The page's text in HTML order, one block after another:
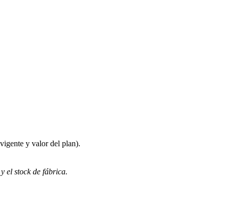
y valor del plan).
el stock de fábrica.